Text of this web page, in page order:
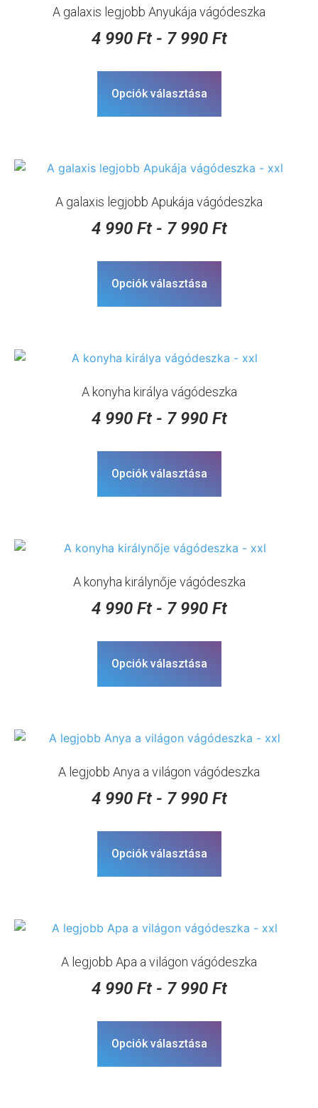
A galaxis legjobb Anyukája vágódeszka
4 990 Ft- 7 990 Ft
Opciók választása
A galaxis legjobb Apukája vágódeszka
4 990 Ft- 7 990 Ft
Opciók választása
A konyha királya vágódeszka
4 990 Ft- 7 990 Ft
Opciók választása
A konyha királynője vágódeszka
4 990 Ft- 7 990 Ft
Opciók választása
A legjobb Anya a világon vágódeszka
4 990 Ft- 7 990 Ft
Opciók választása
A legjobb Apa a világon vágódeszka
4 990 Ft- 7 990 Ft
Opciók választása